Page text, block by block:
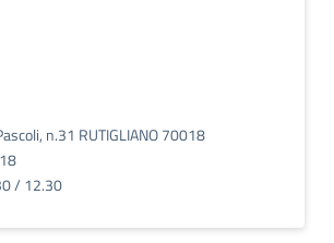
n.31 RUTIGLIANO 70018
/ 12.30